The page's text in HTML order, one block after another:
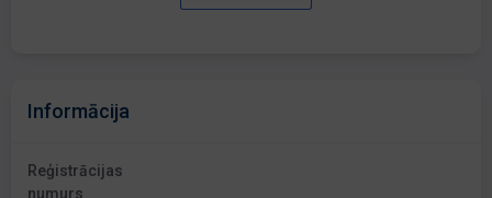
Informācija
Reģistrācijas
numurs